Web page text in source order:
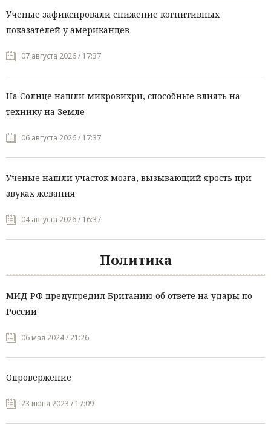
Ученые зафиксировали снижение когнитивных
показателей у американцев
07 августа 2026 / 17:37
На Солнце нашли микровихри, способные влиять на
технику на Земле
06 августа 2026 / 17:37
Ученые нашли участок мозга, вызывающий ярость при
звуках жевания
04 августа 2026 / 16:37
Политика
МИД РФ предупредил Британию об ответе на удары по
России
06 мая 2024 / 21:26
Опровержение
23 июня 2023 / 17:09